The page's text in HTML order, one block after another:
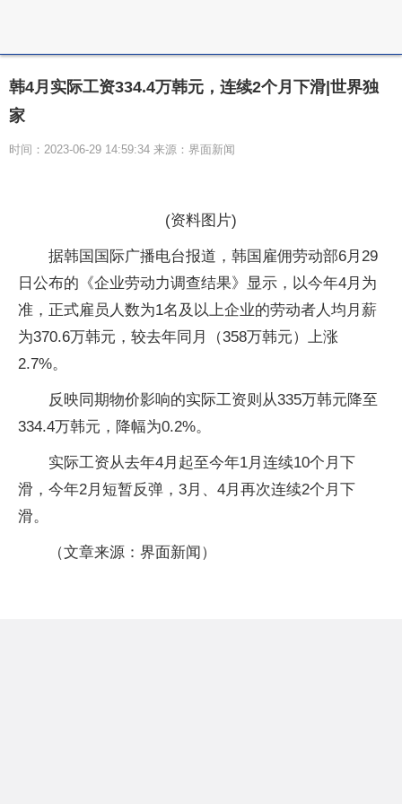
韩4月实际工资334.4万韩元，连续2个月下滑|世界独
家
时间：2023-06-29 14:59:34 来源：界面新闻
(资料图片)
据韩国国际广播电台报道，韩国雇佣劳动部6月29
日公布的《企业劳动力调查结果》显示，以今年4月为
准，正式雇员人数为1名及以上企业的劳动者人均月薪
为370.6万韩元，较去年同月（358万韩元）上涨
2.7%。
反映同期物价影响的实际工资则从335万韩元降至
334.4万韩元，降幅为0.2%。
实际工资从去年4月起至今年1月连续10个月下
滑，今年2月短暂反弹，3月、4月再次连续2个月下
滑。
（文章来源：界面新闻）